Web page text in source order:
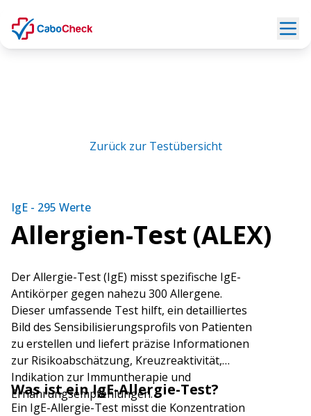
Zurück zur Testübersicht
IgE - 295 Werte
Allergien-Test (ALEX)
Der Allergie-Test (IgE) misst spezifische IgE-
Antikörper gegen nahezu 300 Allergene.
Dieser umfassende Test hilft, ein detailliertes
Bild des Sensibilisierungsprofils von Patienten
zu erstellen und liefert präzise Informationen
zur Risikoabschätzung, Kreuzreaktivität,
Indikation zur Immuntherapie und
Ernährungsempfehlungen.
Was ist ein IgE-Allergie-Test?
Ein IgE-Allergie-Test misst die Konzentration